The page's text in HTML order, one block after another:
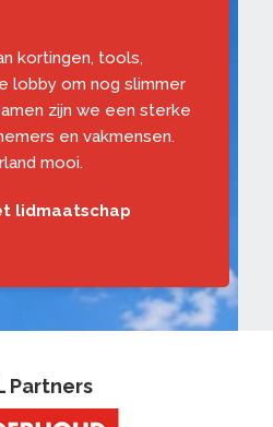
kortingen, tools,
lobby om nog slimmer
zijn we een sterke
en vakmensen.
mooi.
lidmaatschap
Partners